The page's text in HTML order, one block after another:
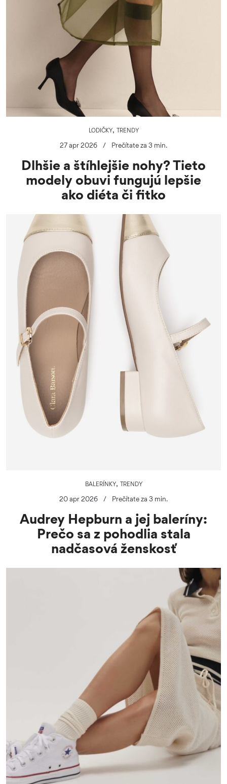
LODIČKY, TRENDY
27 apr 2026 / Prečítate za 3 min.
Dlhšie a štíhlejšie nohy? Tieto
modely obuvi fungujú lepšie
ako diéta či fitko
BALERÍNKY, TRENDY
20 apr 2026 / Prečítate za 3 min.
Audrey Hepburn a jej baleríny:
Prečo sa z pohodlia stala
nadčasová ženskosť